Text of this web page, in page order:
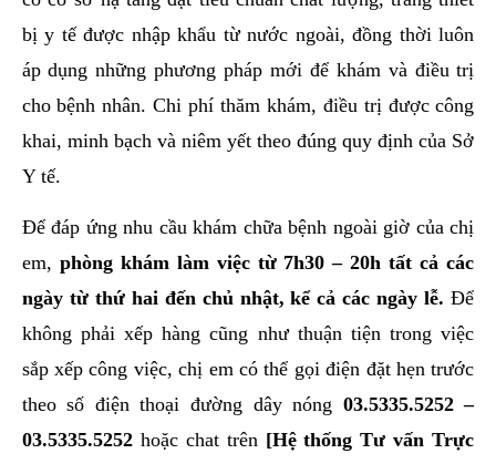
bị y tế được nhập khẩu từ nước ngoài, đồng thời luôn
áp dụng những phương pháp mới để khám và điều trị
cho bệnh nhân. Chi phí thăm khám, điều trị được công
khai, minh bạch và niêm yết theo đúng quy định của Sở
Y tế.
Để đáp ứng nhu cầu khám chữa bệnh ngoài giờ của chị
em, phòng khám làm việc từ 7h30 – 20h tất cả các
ngày từ thứ hai đến chủ nhật, kể cả các ngày lễ.Để
không phải xếp hàng cũng như thuận tiện trong việc
sắp xếp công việc, chị em có thể gọi điện đặt hẹn trước
theo số điện thoại đường dây nóng 03.5335.5252–
03.5335.5252hoặc chat trên [Hệ thống Tư vấn Trực